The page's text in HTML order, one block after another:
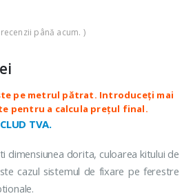
până acum. )
Prețul
este:
94,00 lei.
TVA.
dimensiunea dorita, culoarea kitului de
cazul sistemul de fixare pe ferestre